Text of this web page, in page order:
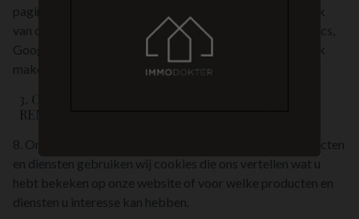
pagina’s het populairst zijn. Voor analyses van het gebruik
van onze website doen wij ook beroep op Adobe Analytics,
Google Analytics en Hotjar die daartoe eveneens gebruik
maken van cookies.
3. COOKIES VOOR BEHAVIOURAL TARGETING /
REMARKETING
8. Om u nog beter te kunnen informeren over onze producten
en diensten gebruiken wij cookies die ons vertellen wat u
hebt bekeken op onze website of voor welke producten en
diensten u interesse kan hebben.